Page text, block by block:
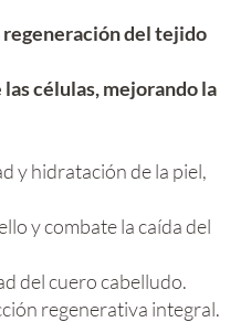
del tejido
células, mejorando la
y hidratación de la piel,
y combate la caída del
del cuero cabelludo.
regenerativa integral.